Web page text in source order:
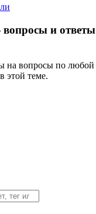
и
на вопросы по любой
этой теме.